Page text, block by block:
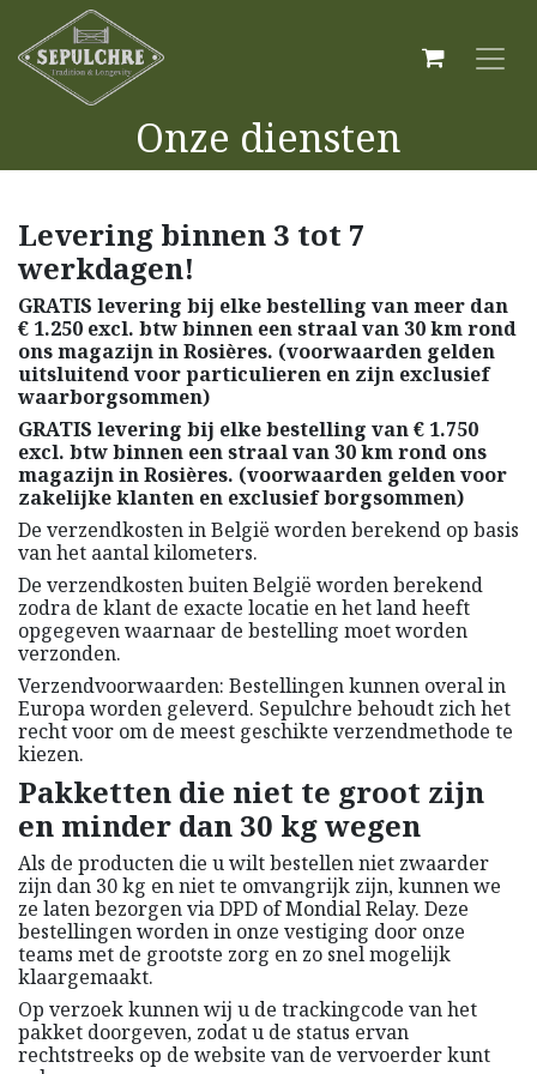
Onze diensten
Levering binnen 3 tot 7
werkdagen!​
GRATIS levering bij elke bestelling van meer dan
€ 1.250 excl. btw binnen een straal van 30 km rond
ons magazijn in Rosières. (voorwaarden gelden
uitsluitend voor particulieren en zijn exclusief
waarborgsommen)
GRATIS levering bij elke bestelling van € 1.750
excl. btw binnen een straal van 30 km rond ons
magazijn in Rosières. (voorwaarden gelden voor
zakelijke klanten en exclusief borgsommen)
De verzendkosten in België worden berekend op basis
van het aantal kilometers.
De verzendkosten buiten België worden berekend
zodra de klant de exacte locatie en het land heeft
opgegeven waarnaar de bestelling moet worden
verzonden.
Verzendvoorwaarden: Bestellingen kunnen overal in
Europa worden geleverd. Sepulchre behoudt zich het
recht voor om de meest geschikte verzendmethode te
kiezen.
Pakketten die niet te groot zijn
en minder dan 30 kg wegen
Als de producten die u wilt bestellen niet zwaarder
zijn dan 30 kg en niet te omvangrijk zijn, kunnen we
ze laten bezorgen via DPD of Mondial Relay. Deze
bestellingen worden in onze vestiging door onze
teams met de grootste zorg en zo snel mogelijk
klaargemaakt.
Op verzoek kunnen wij u de trackingcode van het
pakket doorgeven, zodat u de status ervan
rechtstreeks op de website van de vervoerder kunt